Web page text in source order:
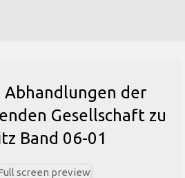
Abhandlungen der
Gesellschaft zu
Band 06-01